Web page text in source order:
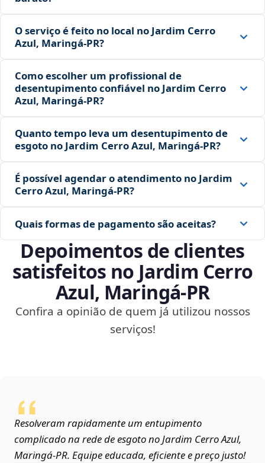
O serviço é feito no local no Jardim Cerro
Azul, Maringá‑PR?
Como escolher um profissional de
desentupimento confiável no Jardim Cerro
Azul, Maringá‑PR?
Quanto tempo leva um desentupimento de
esgoto no Jardim Cerro Azul, Maringá‑PR?
É possível agendar o atendimento no Jardim
Cerro Azul, Maringá‑PR?
Quais formas de pagamento são aceitas?
Depoimentos de clientes
satisfeitos no Jardim Cerro
Azul, Maringá‑PR
Confira a opinião de quem já utilizou nossos
serviços!
Resolveram rapidamente um entupimento
complicado na rede de esgoto no Jardim Cerro Azul,
Maringá‑PR. Equipe educada, eficiente e preço justo!